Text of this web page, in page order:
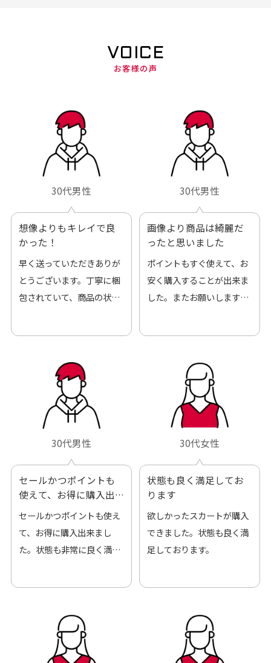
VOICE
お客様の声
30代男性
想像よりもキレイで良
かった！
早く送っていただきありが
とうございます。丁寧に梱
包されていて、商品の状態
30代男性
画像より商品は綺麗だ
ったと思いました
ポイントもすぐ使えて、お
安く購入することが出来ま
した。またお願いします、
30代男性
セールかつポイントも
使えて、お得に購入出
来ました
セールかつポイントも使え
て、お得に購入出来まし
た。状態も非常に良く満足
30代女性
状態も良く満足してお
ります
欲しかったスカートが購入
できました。状態も良く満
足しております。